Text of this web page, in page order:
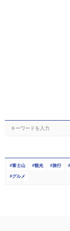
富士山 観光 旅行
グルメ